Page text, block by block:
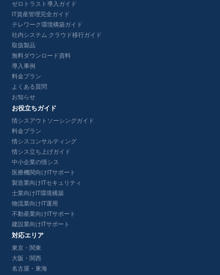
ゼロトラスト導入ガイド
IT資産管理完全ガイド
テレワーク環境構築ガイド
社内システム クラウド移行ガイド
取扱製品
無料ダウンロード資料
導入事例
料金プラン
よくある質問
お知らせ
お役立ちガイド
情シスアウトソーシングガイド
料金プラン
情シスコンサルティング
情シス立ち上げガイド
中小企業の情シス
医療機関向けITサポート
製造業向けITセキュリティ
士業向けIT環境構築
物流業向けIT運用
不動産業向けITサポート
建設業向けITサポート
対応エリア
東京・関東
大阪・関西
名古屋・東海